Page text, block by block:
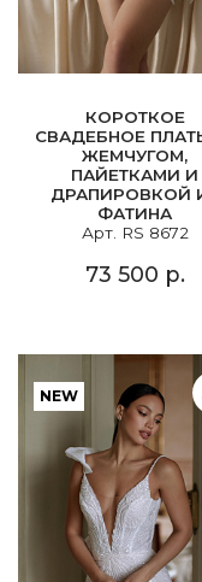
КОРОТКОЕ
СВАДЕБНОЕ
ЖЕМЧУГОМ,
ПАЙЕТКАМИ И
ДРАПИРОВКОЙ
ФАТИНА
Арт. RS 8672
73 500 р.
NEW